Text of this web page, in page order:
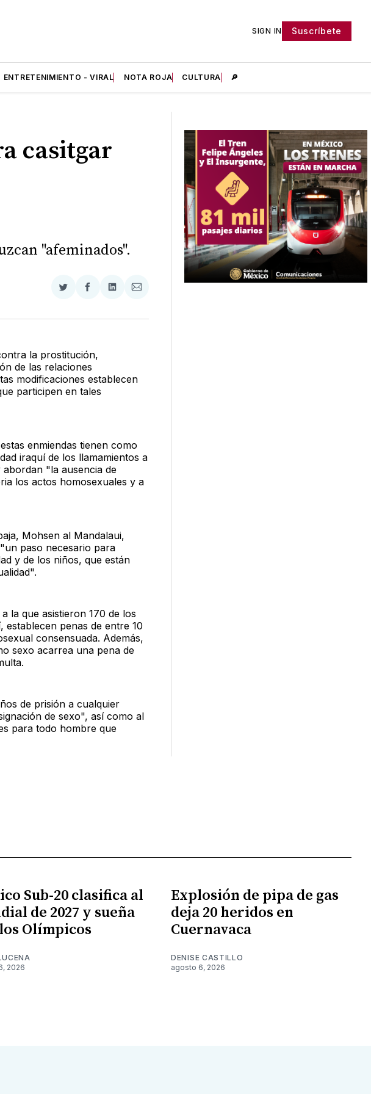
SIGN IN Suscríbete
ENTRETENIMIENTO - VIRAL NOTA ROJA CULTURA 🔎
casitgar
"afeminados".
Compartir
Twitter
Compartir
Facebook
Compartir
LinkedIn
Compartir
Email
la prostitución,
de las relaciones
modificaciones establecen
participen en tales
enmiendas tienen como
iraquí de los llamamientos a
"la ausencia de
los actos homosexuales y a
Mohsen al Mandalaui,
paso necesario para
y de los niños, que están
la que asistieron 170 de los
penas de entre 10
consensuada. Además,
sexo acarrea una pena de
de prisión a cualquier
de sexo", así como al
para todo hombre que
Sub-20 clasifica al
de 2027 y sueña
Olímpicos
2026
Explosión de pipa de gas
deja 20 heridos en
Cuernavaca
DENISE CASTILLO
agosto 6, 2026